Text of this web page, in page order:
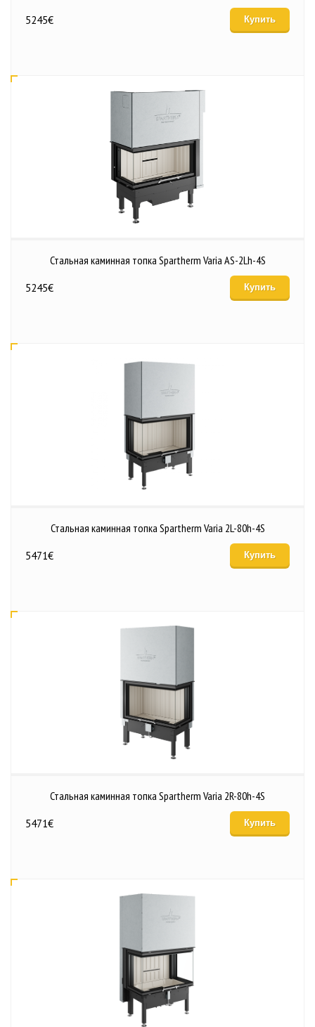
5245€ Купить
Стальная каминная топка Spartherm Varia AS-2Lh-4S
5245€ Купить
Стальная каминная топка Spartherm Varia 2L-80h-4S
5471€ Купить
Стальная каминная топка Spartherm Varia 2R-80h-4S
5471€ Купить